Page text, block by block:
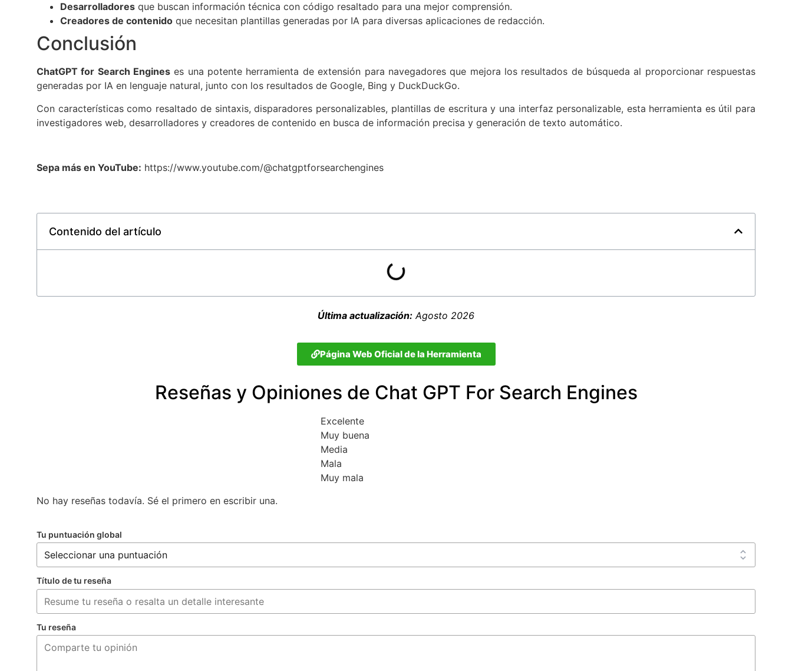
Desarrolladores que buscan información técnica con código resaltado para una mejor comprensión.
Creadores de contenido que necesitan plantillas generadas por IA para diversas aplicaciones de redacción.
Conclusión
ChatGPT for Search Engines es una potente herramienta de extensión para navegadores que mejora los resultados de búsqueda al proporcionar respuestas
generadas por IA en lenguaje natural, junto con los resultados de Google, Bing y DuckDuckGo.
Con características como resaltado de sintaxis, disparadores personalizables, plantillas de escritura y una interfaz personalizable, esta herramienta es útil para
investigadores web, desarrolladores y creadores de contenido en busca de información precisa y generación de texto automático.
Sepa más en YouTube: https://www.youtube.com/@chatgptforsearchengines
Contenido del artículo
Última actualización: Agosto 2026
Página Web Oficial de la Herramienta
Reseñas y Opiniones de Chat GPT For Search Engines
Excelente
Muy buena
Media
Mala
Muy mala
No hay reseñas todavía. Sé el primero en escribir una.
Tu puntuación global
Título de tu reseña
Tu reseña